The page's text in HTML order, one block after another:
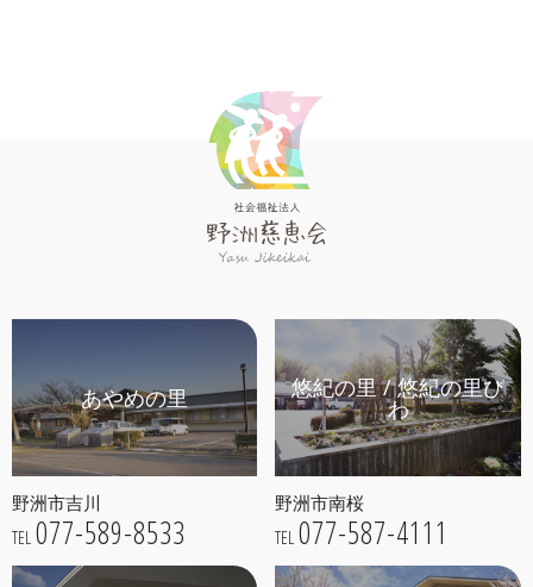
あやめの里
野洲市吉川
TEL 077-589-8533
悠紀の里 / 悠紀の里び
わ
野洲市南桜
TEL 077-587-4111